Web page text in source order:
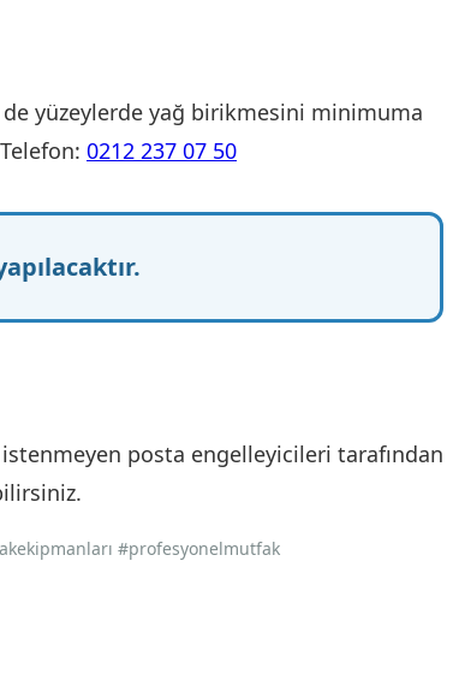
de yüzeylerde yağ birikmesini minimuma
0212 237 07 50
posta engelleyicileri tarafından
#profesyonelmutfak